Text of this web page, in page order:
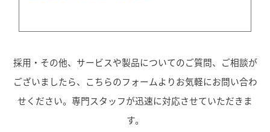
採用・その他、サービスや製品についてのご質問、ご相談が
ございましたら、こちらのフォームよりお気軽にお問い合わ
せください。専門スタッフが迅速に対応させていただきま
す。